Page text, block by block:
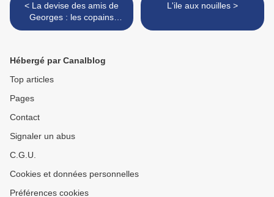
< La devise des amis de
Georges : les copains
d'abord
L'ile aux nouilles >
Hébergé par Canalblog
Top articles
Pages
Contact
Signaler un abus
C.G.U.
Cookies et données personnelles
Préférences cookies